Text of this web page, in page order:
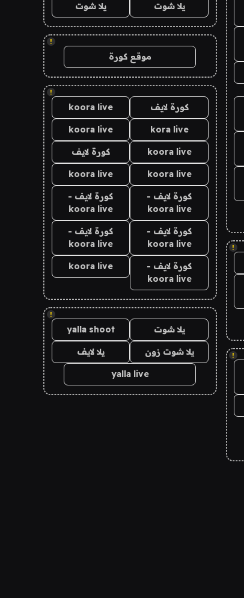
!
!
يلا شوت يلا شوت
!
موقع كورة
!
كورة لايف koora live
kora live
koora live
koora live كورة لايف
koora live
koora live
كورة لايف -
koora live
كورة لايف -
koora live
كورة لايف -
koora live
كورة لايف -
koora live
كورة لايف -
koora live
koora live
!
يلا شوت yalla shoot
يلا شوت زون يلا لايف
yalla live